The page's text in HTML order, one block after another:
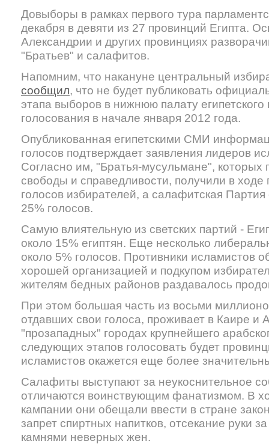
Довыборы в рамках первого тура
декабря в девяти из 27 провинций Египта.
Александрии и других провинциях
"Братьев" и салафитов.
Напомним, что накануне центральный
сообщил, что не будет публиковать
этапа выборов в нижнюю палату
голосования в начале января 2012 года.
Опубликованная египетскими СМИ
голосов подтверждает заявления лидеров
Согласно им, "Братья-мусульмане", которых
свободы и справедливости, получили в ходе
голосов избирателей, а салафитская
25% голосов.
Самую влиятельную из светских партий -
около 15% египтян. Еще несколько
около 5% голосов. Противники исламистов
хорошей организацией и подкупом
жителям бедных районов раздавалось
При этом большая часть из восьми
отдавших свои голоса, проживает в Каире и
"прозападных" городах крупнейшего
следующих этапов голосовать будет
исламистов окажется еще более
Салафиты выступают за неукоснительное
отличаются воинствующим фанатизмом. В
кампании они обещали ввести в стране
запрет спиртных напитков, отсекание руки
камнями неверных жен.